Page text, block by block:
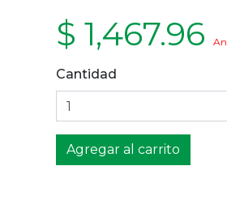
$ 1,467.96
Cantidad
Agregar al carrito